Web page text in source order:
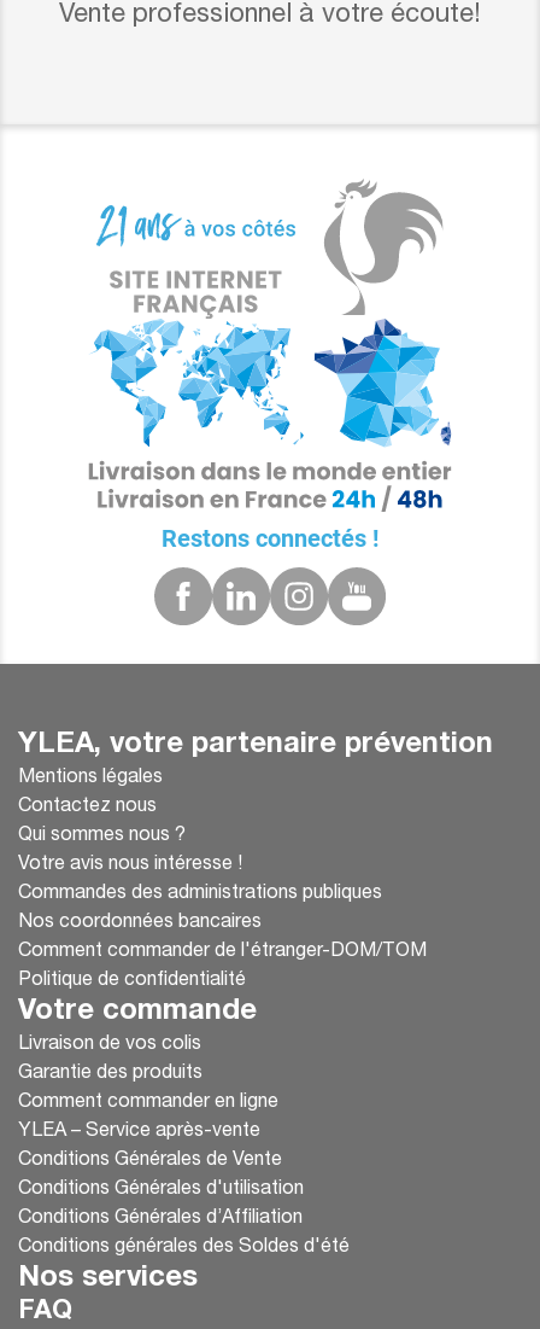
Vente professionnel à votre écoute!
Restons connectés !
YLEA, votre partenaire prévention
Mentions légales
Contactez nous
Qui sommes nous ?
Votre avis nous intéresse !
Commandes des administrations publiques
Nos coordonnées bancaires
Comment commander de l'étranger-DOM/TOM
Politique de confidentialité
Votre commande
Livraison de vos colis
Garantie des produits
Comment commander en ligne
YLEA – Service après-vente
Conditions Générales de Vente
Conditions Générales d'utilisation
Conditions Générales d’Affiliation
Conditions générales des Soldes d'été
Nos services
FAQ